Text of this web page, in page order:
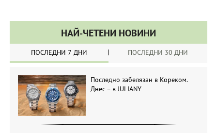
НАЙ-ЧЕТЕНИ НОВИНИ
ПОСЛЕДНИ 7 ДНИ ПОСЛЕДНИ 30 ДНИ
Последно забелязан в Кореком.
Днес – в JULIANY